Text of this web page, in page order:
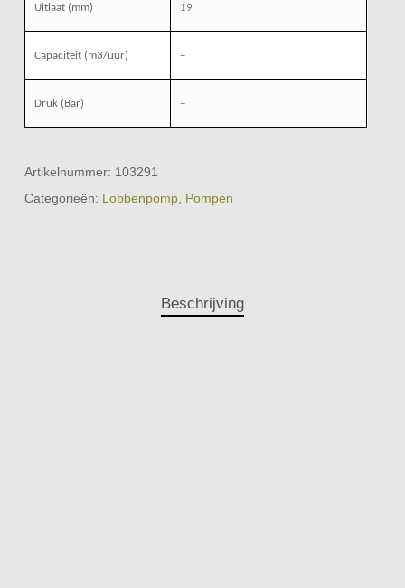
Uitlaat (mm) 19
Capaciteit (m3/uur) –
Druk (Bar) –
Artikelnummer: 103291
Categorieën: Lobbenpomp, Pompen
Beschrijving